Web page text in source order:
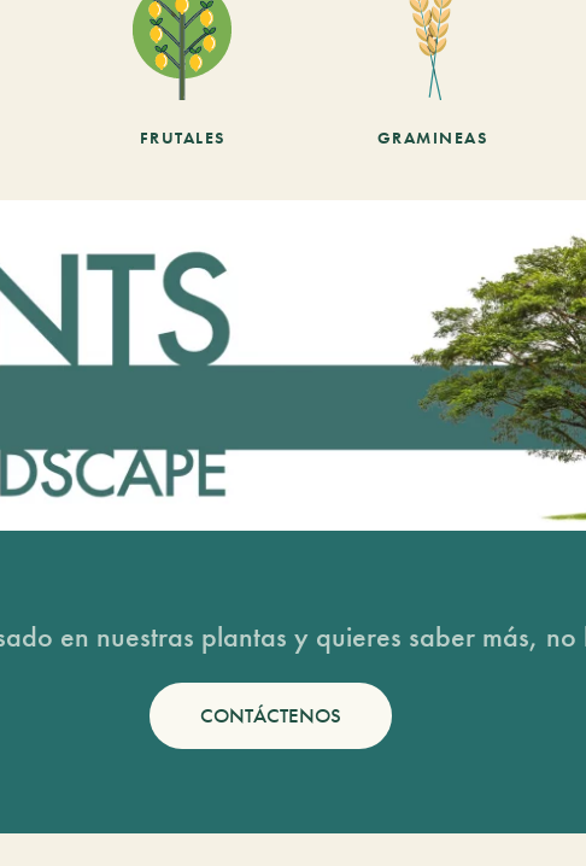
FRUTALES GRAMINEAS
en nuestras plantas y quieres saber más,
CONTÁCTENOS